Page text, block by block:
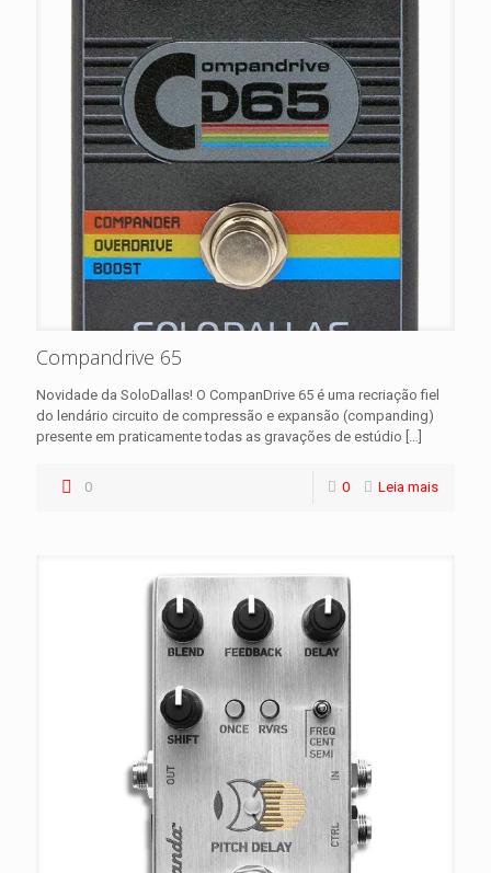
Compandrive 65
Novidade da SoloDallas! O CompanDrive 65 é uma recriação fiel
do lendário circuito de compressão e expansão (companding)
presente em praticamente todas as gravações de estúdio […]
0 0 Leia mais